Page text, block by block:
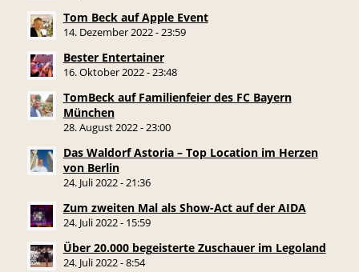
Tom Beck auf Apple Event
14. Dezember 2022 - 23:59
Bester Entertainer
16. Oktober 2022 - 23:48
TomBeck auf Familienfeier des FC Bayern
München
28. August 2022 - 23:00
Das Waldorf Astoria – Top Location im Herzen
von Berlin
24. Juli 2022 - 21:36
Zum zweiten Mal als Show-Act auf der AIDA
24. Juli 2022 - 15:59
Über 20.000 begeisterte Zuschauer im Legoland
24. Juli 2022 - 8:54